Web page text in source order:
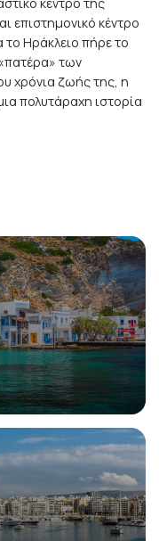
επιστημονικό κέντρο
Ηράκλειο πήρε το
των
χρόνια ζωής της, η
πολυτάραχη ιστορία